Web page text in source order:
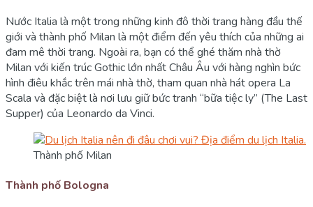
Nước Italia là một trong những kinh đô thời trang hàng đầu thế
giới và thành phố Milan là một điểm đến yêu thích của những ai
đam mê thời trang. Ngoài ra, bạn có thể ghé thăm nhà thờ
Milan với kiến trúc Gothic lớn nhất Châu Âu với hàng nghìn bức
hình điêu khắc trên mái nhà thờ, tham quan nhà hát opera La
Scala và đặc biệt là nơi lưu giữ bức tranh “bữa tiệc ly” (The Last
Supper) của Leonardo da Vinci.
Thành phố Milan
Thành phố Bologna